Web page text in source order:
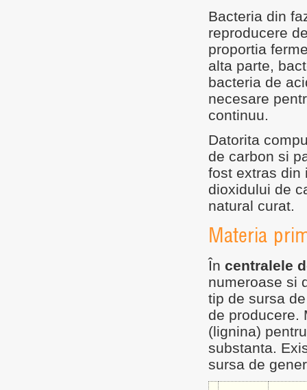
Bacteria din
reproducere
proportia
alta parte,
bacteria de
necesare
continuu.
Datorita
de carbon si
fost extras din
dioxidului de
natural curat.
Materia
În centralele
numeroase si
tip de sursa
de producere.
(lignina)
substanta.
sursa de